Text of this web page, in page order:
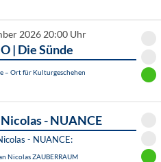
2026 20:00 Uhr
| Die Sünde
– Ort für Kulturgeschehen
- NUANCE
- NUANCE:
Nicolas ZAUBERRAUM